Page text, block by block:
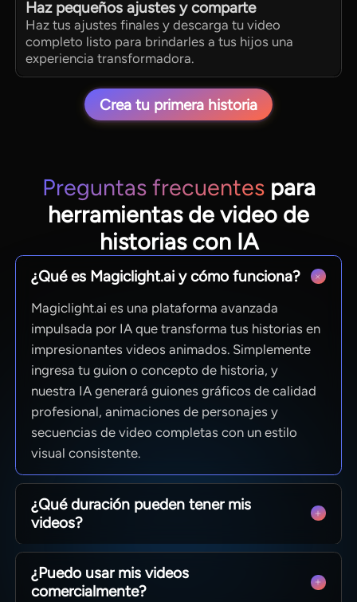
Haz pequeños ajustes y comparte
Haz tus ajustes finales y descarga tu video
completo listo para brindarles a tus hijos una
experiencia transformadora.
Crea tu primera historia
Preguntas frecuentespara
herramientas de video de
historias con IA
¿Qué es Magiclight.ai y cómo funciona?
Magiclight.ai es una plataforma avanzada
impulsada por IA que transforma tus historias en
impresionantes videos animados. Simplemente
ingresa tu guion o concepto de historia, y
nuestra IA generará guiones gráficos de calidad
profesional, animaciones de personajes y
secuencias de video completas con un estilo
visual consistente.
¿Qué duración pueden tener mis
videos?
Desde clips rápidos para redes sociales hasta
episodios completos de 50 minutos. MagicLight
está optimizado para la narrativa de larga
¿Puedo usar mis videos
comercialmente?